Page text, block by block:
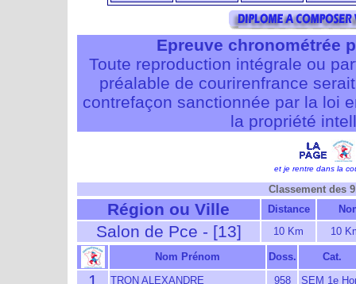
Epreuve chronométrée
Toute reproduction intégrale ou
préalable de courirenfrance
contrefaçon sanctionnée par la loi
la propriété
et je rentre dans la
Classement des
Région ou Ville Distance
Salon de Pce - [13] 10 Km 10
Nom Prénom Doss. Cat.
TRON ALEXANDRE 958 SEM 1e